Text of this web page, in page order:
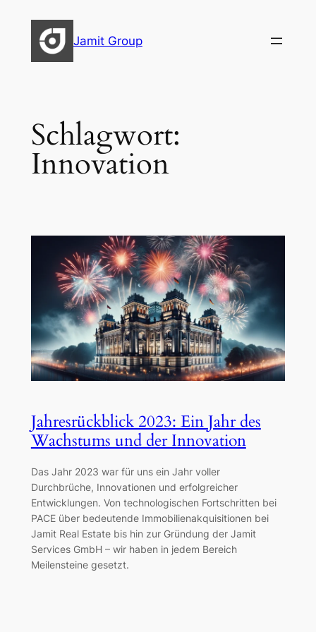
springen
Jamit Group
Schlagwort:
Innovation
Jahresrückblick 2023: Ein Jahr des
Wachstums und der Innovation
Das Jahr 2023 war für uns ein Jahr voller
Durchbrüche, Innovationen und erfolgreicher
Entwicklungen. Von technologischen Fortschritten bei
PACE über bedeutende Immobilienakquisitionen bei
Jamit Real Estate bis hin zur Gründung der Jamit
Services GmbH – wir haben in jedem Bereich
Meilensteine gesetzt.